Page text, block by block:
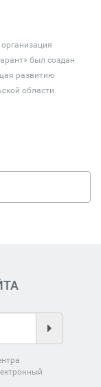
был создан
развитию
области